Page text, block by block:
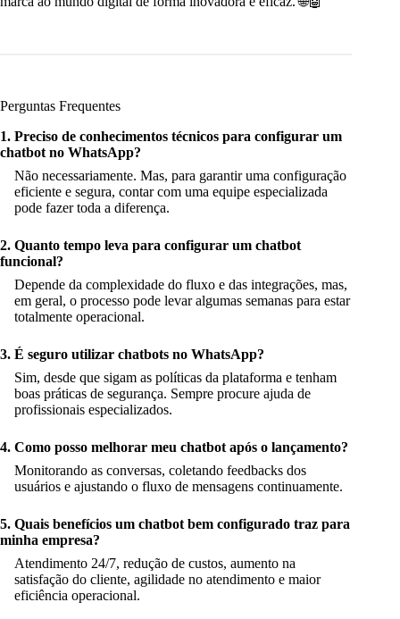
Perguntas Frequentes
1. Preciso de conhecimentos técnicos para configurar um
chatbot no WhatsApp?
Não necessariamente. Mas, para garantir uma configuração
eficiente e segura, contar com uma equipe especializada
pode fazer toda a diferença.
2. Quanto tempo leva para configurar um chatbot
funcional?
Depende da complexidade do fluxo e das integrações, mas,
em geral, o processo pode levar algumas semanas para estar
totalmente operacional.
3. É seguro utilizar chatbots no WhatsApp?
Sim, desde que sigam as políticas da plataforma e tenham
boas práticas de segurança. Sempre procure ajuda de
profissionais especializados.
4. Como posso melhorar meu chatbot após o lançamento?
Monitorando as conversas, coletando feedbacks dos
usuários e ajustando o fluxo de mensagens continuamente.
5. Quais benefícios um chatbot bem configurado traz para
minha empresa?
Atendimento 24/7, redução de custos, aumento na
satisfação do cliente, agilidade no atendimento e maior
eficiência operacional.